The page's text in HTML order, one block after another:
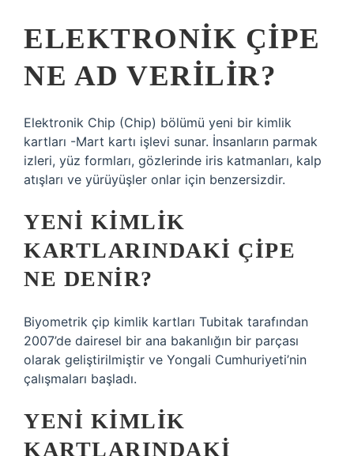
ELEKTRONIK ÇIPE
NE AD VERILIR?
Elektronik Chip (Chip) bölümü yeni bir kimlik
kartları -Mart kartı işlevi sunar. İnsanların parmak
izleri, yüz formları, gözlerinde iris katmanları, kalp
atışları ve yürüyüşler onlar için benzersizdir.
YENI KIMLIK
KARTLARINDAKI ÇIPE
NE DENIR?
Biyometrik çip kimlik kartları Tubitak tarafından
2007’de dairesel bir ana bakanlığın bir parçası
olarak geliştirilmiştir ve Yongali Cumhuriyeti’nin
çalışmaları başladı.
YENI KIMLIK
KARTLARINDAKI